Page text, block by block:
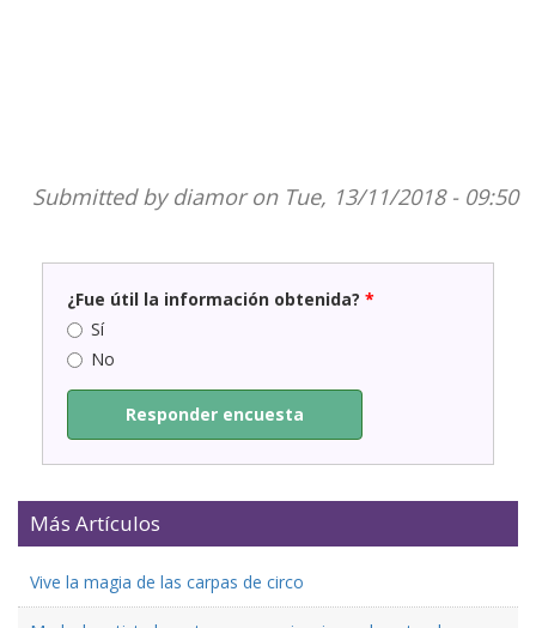
Submitted by diamoron Tue, 13/11/2018 - 09:50
¿Fue útil la información obtenida? *
Sí
No
Responder encuesta
Más Artículos
Vive la magia de las carpas de circo